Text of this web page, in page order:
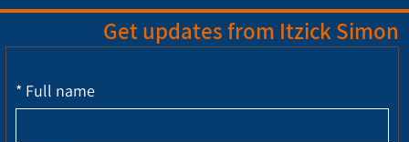
Get updates from Itzick Simon
* Full name